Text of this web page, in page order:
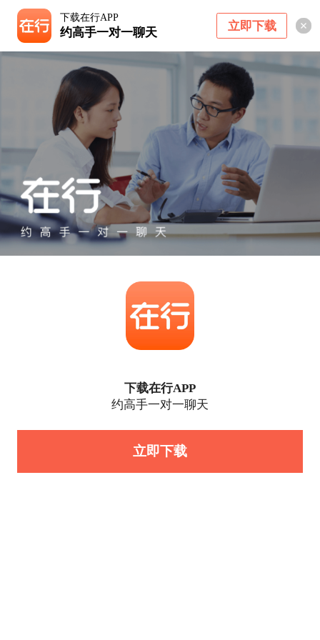
下载在行APP
约高手一对一聊天 立即下载
下载在行APP
约高手一对一聊天
立即下载